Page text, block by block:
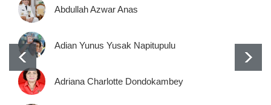
Abdullah Azwar Anas
Adian Yunus Yusak Napitupulu
Adriana Charlotte Dondokambey